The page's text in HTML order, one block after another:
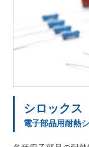
シロックス
電子部品用耐熱